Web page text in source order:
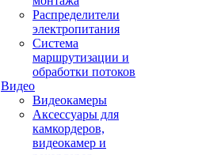
Распределители
электропитания
Система
маршрутизации и
обработки потоков
Видео
Видеокамеры
Аксессуары для
камкордеров,
видеокамер и